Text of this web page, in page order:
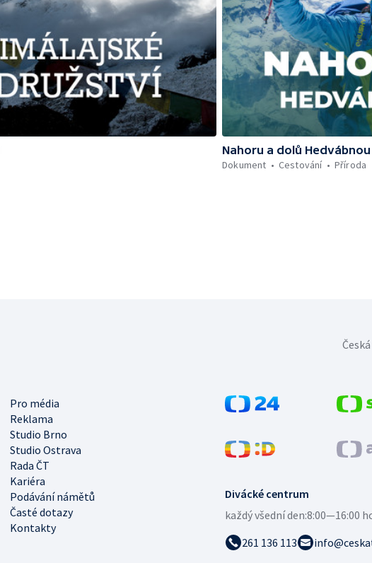
Nahoru a dolů
Dokument
Cestování Příroda
Divácké centrum
každý všední den:8:00—16:00
261 136 113
Pro média
Reklama
Studio Brno
Studio Ostrava
Rada ČT
Kariéra
Podávání námětů
Časté dotazy
Kontakty